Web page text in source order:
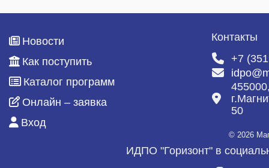
Новости
Как поступить
Каталог программ
Онлайн – заявка
Вход
Контакты
+7
50
ИДПО "Горизонт" в
© 2026